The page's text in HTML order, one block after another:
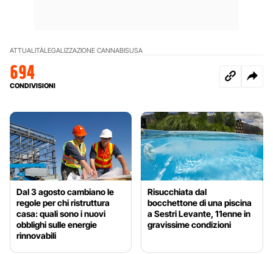
ATTUALITÀLEGALIZZAZIONE CANNABISUSA
694
CONDIVISIONI
Dal 3 agosto cambiano le
regole per chi ristruttura
casa: quali sono i nuovi
obblighi sulle energie
rinnovabili
Risucchiata dal
bocchettone di una piscina
a Sestri Levante, 11enne in
gravissime condizioni